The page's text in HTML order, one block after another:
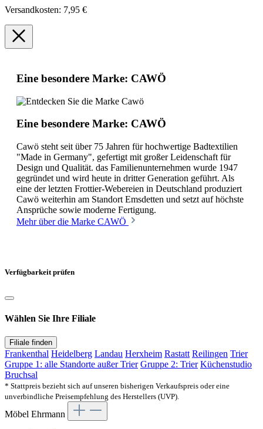
Versandkosten: 7,95 €
Eine besondere Marke: CAWÖ
Eine besondere Marke: CAWÖ
Cawö steht seit über 75 Jahren für hochwertige Badtextilien
"Made in Germany", gefertigt mit großer Leidenschaft für
Design und Qualität. das Familienunternehmen wurde 1947
gegründet und wird heute in dritter Generation geführt. Als
eine der letzten Frottier-Webereien in Deutschland produziert
Cawö weiterhin am Standort Emsdetten und setzt auf höchste
Ansprüche sowie moderne Fertigung.
Mehr über die Marke CAWÖ
Verfügbarkeit prüfen
Wählen Sie Ihre Filiale
Filiale finden
Frankenthal Heidelberg Landau Herxheim Rastatt Reilingen Trier
Gruppe 1: alle Standorte außer Trier Gruppe 2: Trier Küchenstudio
Bruchsal
* Stattpreis bezieht sich auf unseren bisherigen Verkaufspreis oder eine
unverbindliche Preisempfehlung des Herstellers (UVP).
Möbel Ehrmann